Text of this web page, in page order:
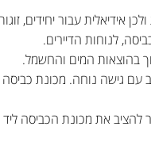
עבור יחידים,
לנוחות הדיירים.
בהוצאות המים והחשמל.
עם גישה נוחה. מכונת
את מכונת הכביסה ליד